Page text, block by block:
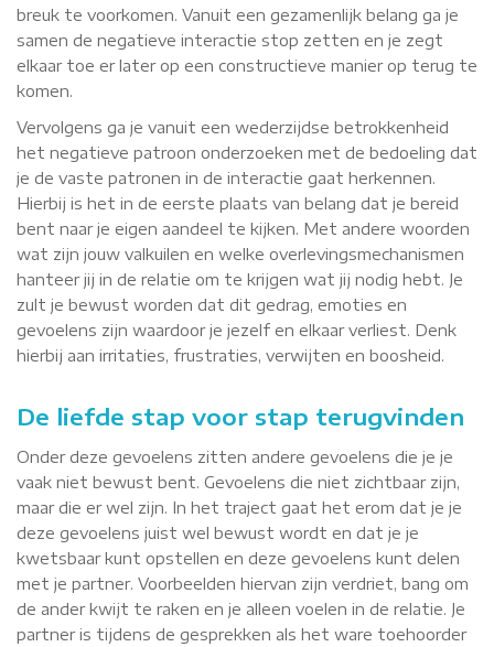
breuk te voorkomen. Vanuit een gezamenlijk belang ga je
samen de negatieve interactie stop zetten en je zegt
elkaar toe er later op een constructieve manier op terug te
komen.
Vervolgens ga je vanuit een wederzijdse betrokkenheid
het negatieve patroon onderzoeken met de bedoeling dat
je de vaste patronen in de interactie gaat herkennen.
Hierbij is het in de eerste plaats van belang dat je bereid
bent naar je eigen aandeel te kijken. Met andere woorden
wat zijn jouw valkuilen en welke overlevingsmechanismen
hanteer jij in de relatie om te krijgen wat jij nodig hebt. Je
zult je bewust worden dat dit gedrag, emoties en
gevoelens zijn waardoor je jezelf en elkaar verliest. Denk
hierbij aan irritaties, frustraties, verwijten en boosheid.
De liefde stap voor stap terugvinden
Onder deze gevoelens zitten andere gevoelens die je je
vaak niet bewust bent. Gevoelens die niet zichtbaar zijn,
maar die er wel zijn. In het traject gaat het erom dat je je
deze gevoelens juist wel bewust wordt en dat je je
kwetsbaar kunt opstellen en deze gevoelens kunt delen
met je partner. Voorbeelden hiervan zijn verdriet, bang om
de ander kwijt te raken en je alleen voelen in de relatie. Je
partner is tijdens de gesprekken als het ware toehoorder